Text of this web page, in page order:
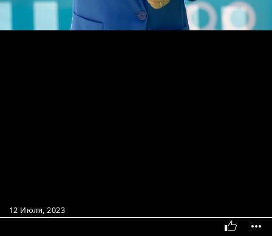
12 Июля, 2023